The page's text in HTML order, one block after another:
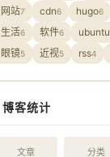
网站7 cdn6 hugo6
生活6 软件6 ubuntu
眼镜5 近视5 rss4
博客统计
文章 分类